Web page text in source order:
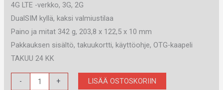
4G LTE -verkko, 3G, 2G
DualSIM kyllä, kaksi valmiustilaa
Paino ja mitat 342 g, 203,8 x 122,5 x 10 mm
Pakkauksen sisältö, takuukortti, käyttöohje, OTG-kaapeli
TAKUU 24 KK
-
SmartView
+ LISÄÄ OSTOSKORIIN